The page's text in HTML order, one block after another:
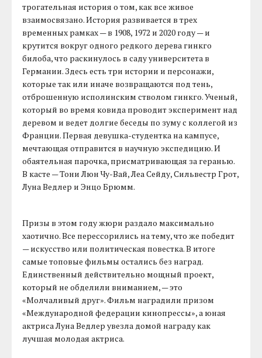
трогательная история о том, как все живое
взаимосвязано. История развивается в трех
временных рамках — в 1908, 1972 и 2020 году — и
крутится вокруг одного редкого дерева гинкго
билоба, что раскинулось в саду университета в
Германии. Здесь есть три истории и персонажи,
которые так или иначе возвращаются под тень,
отброшенную исполинским стволом гинкго. Ученый,
который во время ковида проводит эксперимент над
деревом и ведет долгие беседы по зуму с коллегой из
Франции. Первая девушка-студентка на кампусе,
мечтающая отправится в научную экспедицию. И
обаятельная парочка, присматривающая за геранью.
В касте — Тони Люн Чу-Вай, Леа Сейду, Сильвестр Грот,
Луна Ведлер и Энцо Брюмм.
Призы в этом году жюри раздало максимально
хаотично. Все перессорились на тему, что же победит
— искусство или политическая повестка. В итоге
самые топовые фильмы остались без наград.
Единственный действительно мощный проект,
который не обделили вниманием, — это
«Молчаливый друг». Фильм наградили призом
«Международной федерации кинопрессы», а юная
актриса Луна Ведлер увезла домой награду как
лучшая молодая актриса.